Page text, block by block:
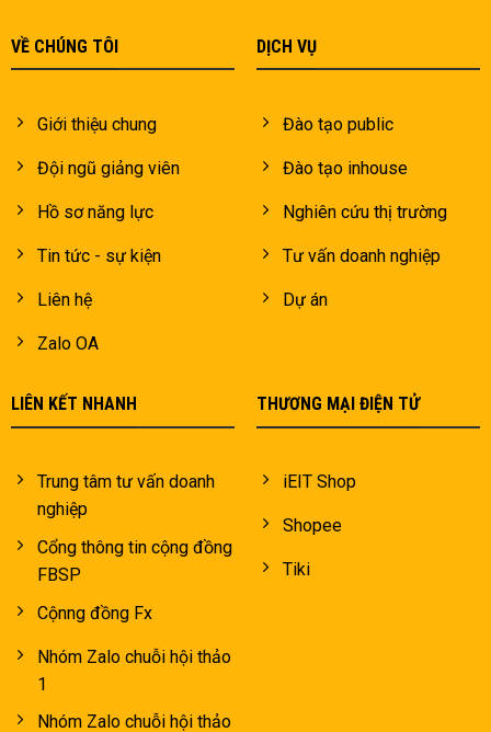
VỀ CHÚNG TÔI
Giới thiệu chung
Đội ngũ giảng viên
Hồ sơ năng lực
Tin tức - sự kiện
Liên hệ
Zalo OA
DỊCH VỤ
Đào tạo public
Đào tạo inhouse
Nghiên cứu thị trường
Tư vấn doanh nghiệp
Dự án
LIÊN KẾT NHANH
Trung tâm tư vấn doanh
nghiệp
Cổng thông tin cộng đồng
FBSP
Cộnng đồng Fx
Nhóm Zalo chuỗi hội thảo
1
Nhóm Zalo chuỗi hội thảo
THƯƠNG MẠI ĐIỆN TỬ
iEIT Shop
Shopee
Tiki